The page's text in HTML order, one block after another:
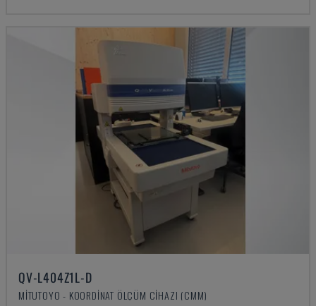
QV-L404Z1L-D
MITUTOYO - KOORDINAT ÖLÇÜM CIHAZI (CMM)